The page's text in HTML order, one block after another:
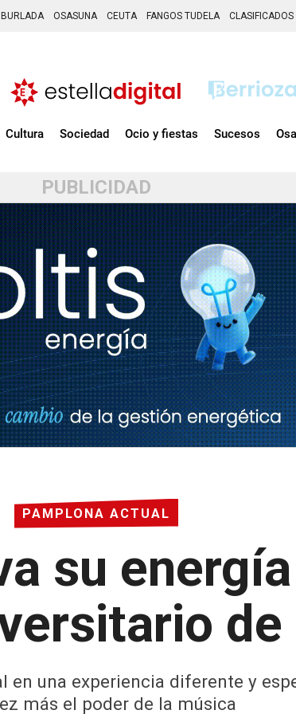
BURLADA OSASUNA CEUTA FANGOS TUDELA CLASIFICADOS
Cultura Sociedad Ocio y fiestas Sucesos
PUBLICIDAD
PAMPLONA ACTUAL
su
de
una experiencia diferente y
más el poder de la música